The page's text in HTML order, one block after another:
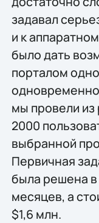
задавал
и к
было дать
порталом
мы провели из
2000
выбранной
Первичная
была решена
месяцев, а
$1,6 млн.